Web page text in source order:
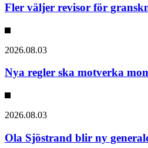
Fler väljer revisor för
2026.08.03
Nya regler ska motverka
2026.08.03
Ola Sjöstrand blir ny